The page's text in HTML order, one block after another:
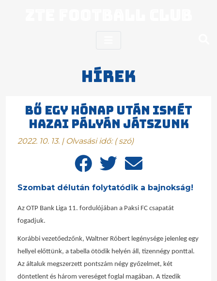
Hírek
Bő egy hónap után ismét
hazai pályán játszunk
2022. 10. 13. | Olvasási idő: (szó)
Szombat délután folytatódik a bajnokság!
Az OTP Bank Liga 11. fordulójában a Paksi FC csapatát
fogadjuk.
Korábbi vezetőedzőnk, Waltner Róbert legénysége jelenleg egy
hellyel előttünk, a tabella ötödik helyén áll, tizennégy ponttal.
Az általuk megszerzett pontszám négy győzelmet, két
döntetlent és három vereséget foglal magában. A tizedik